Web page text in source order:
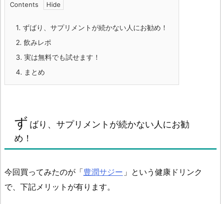
Contents
1. ずばり、サプリメントが続かない人にお勧め！
2. 飲みレポ
3. 実は無料でも試せます！
4. まとめ
ず ばり、サプリメントが続かない人にお勧
め！
今回買ってみたのが「豊潤サジー 」という健康ドリンク
で、下記メリットが有ります。